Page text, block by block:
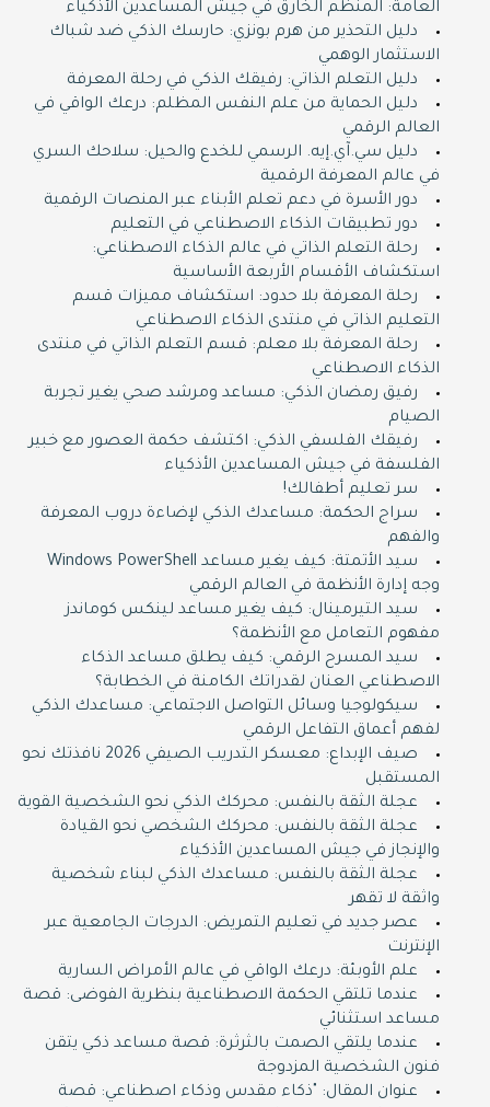
العامة: المنظم الخارق في جيش المساعدين الأذكياء
دليل التحذير من هرم بونزي: حارسك الذكي ضد شباك
الاستثمار الوهمي
دليل التعلم الذاتي: رفيقك الذكي في رحلة المعرفة
دليل الحماية من علم النفس المظلم: درعك الواقي في
العالم الرقمي
دليل سي.آي.إيه. الرسمي للخدع والحيل: سلاحك السري
في عالم المعرفة الرقمية
دور الأسرة في دعم تعلم الأبناء عبر المنصات الرقمية
دور تطبيقات الذكاء الاصطناعي في التعليم
رحلة التعلم الذاتي في عالم الذكاء الاصطناعي:
استكشاف الأقسام الأربعة الأساسية
رحلة المعرفة بلا حدود: استكشاف مميزات قسم
التعليم الذاتي في منتدى الذكاء الاصطناعي
رحلة المعرفة بلا معلم: قسم التعلم الذاتي في منتدى
الذكاء الاصطناعي
رفيق رمضان الذكي: مساعد ومرشد صحي يغير تجربة
الصيام
رفيقك الفلسفي الذكي: اكتشف حكمة العصور مع خبير
الفلسفة في جيش المساعدين الأذكياء
سر تعليم أطفالك!
سراج الحكمة: مساعدك الذكي لإضاءة دروب المعرفة
والفهم
سيد الأتمتة: كيف يغير مساعد Windows PowerShell
وجه إدارة الأنظمة في العالم الرقمي
سيد التيرمينال: كيف يغير مساعد لينكس كوماندز
مفهوم التعامل مع الأنظمة؟
سيد المسرح الرقمي: كيف يطلق مساعد الذكاء
الاصطناعي العنان لقدراتك الكامنة في الخطابة؟
سيكولوجيا وسائل التواصل الاجتماعي: مساعدك الذكي
لفهم أعماق التفاعل الرقمي
صيف الإبداع: معسكر التدريب الصيفي 2026 نافذتك نحو
المستقبل
عجلة الثقة بالنفس: محركك الذكي نحو الشخصية القوية
عجلة الثقة بالنفس: محركك الشخصي نحو القيادة
والإنجاز في جيش المساعدين الأذكياء
عجلة الثقة بالنفس: مساعدك الذكي لبناء شخصية
واثقة لا تقهر
عصر جديد في تعليم التمريض: الدرجات الجامعية عبر
الإنترنت
علم الأوبئة: درعك الواقي في عالم الأمراض السارية
عندما تلتقي الحكمة الاصطناعية بنظرية الفوضى: قصة
مساعد استثنائي
عندما يلتقي الصمت بالثرثرة: قصة مساعد ذكي يتقن
فنون الشخصية المزدوجة
عنوان المقال: "ذكاء مقدس وذكاء اصطناعي: قصة